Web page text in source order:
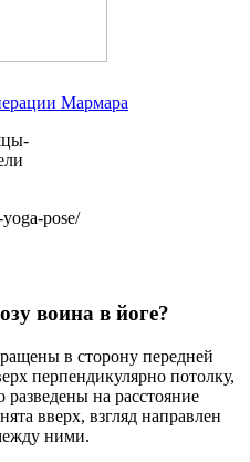
Мармара
pose/
воина в йоге?
в сторону передней
перпендикулярно потолку,
на расстояние
вверх, взгляд направлен
ними.